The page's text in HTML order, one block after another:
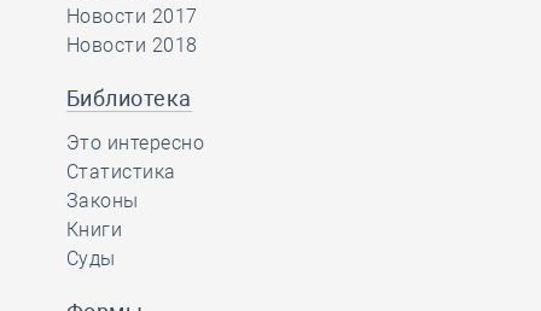
Новости 2017
Новости 2018
Библиотека
Это интересно
Статистика
Законы
Книги
Суды